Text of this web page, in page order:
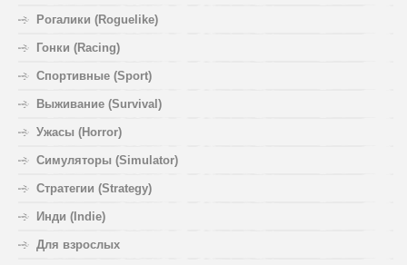
Рогалики (Roguelike)
Гонки (Racing)
Спортивные (Sport)
Выживание (Survival)
Ужасы (Horror)
Симуляторы (Simulator)
Стратегии (Strategy)
Инди (Indie)
Для взрослых